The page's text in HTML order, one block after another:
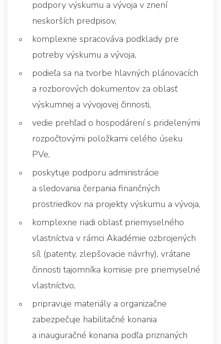
podpory výskumu a vývoja v znení
neskorších predpisov,
komplexne spracováva podklady pre
potreby výskumu a vývoja,
podieľa sa na tvorbe hlavných plánovacích
a rozborových dokumentov za oblasť
výskumnej a vývojovej činnosti,
vedie prehľad o hospodárení s pridelenými
rozpočtovými položkami celého úseku
PVe,
poskytuje podporu administrácie
a sledovania čerpania finančných
prostriedkov na projekty výskumu a vývoja,
komplexne riadi oblasť priemyselného
vlastníctva v rámci Akadémie ozbrojených
síl (patenty, zlepšovacie návrhy), vrátane
činnosti tajomníka komisie pre priemyselné
vlastníctvo,
pripravuje materiály a organizačne
zabezpečuje habilitačné konania
a inauguračné konania podľa priznaných